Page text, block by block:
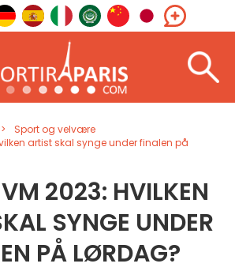
Sport og velvære
artist skal synge under finalen på
2023: HVILKEN
SYNGE UNDER
PÅ LØRDAG?